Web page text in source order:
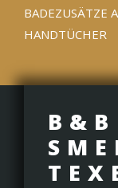
BADEZUSÄTZE
HANDTÜCHER
B&B